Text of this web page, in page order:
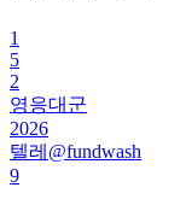
1
5
2
영응대군
2026
텔레@fundwash
9